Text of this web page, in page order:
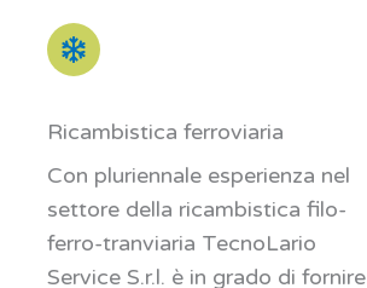
Ricambistica ferroviaria
Con pluriennale esperienza nel
settore della ricambistica filo-
ferro-tranviaria TecnoLario
Service S.r.l. è in grado di fornire